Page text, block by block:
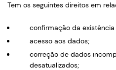
Tem os seguintes direitos em
confirmação da
acesso aos dados;
correção de dados
desatualizados;